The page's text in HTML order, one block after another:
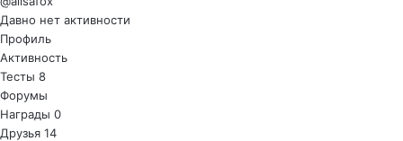
Давно нет активности
Профиль
Активность
Тесты 8
Форумы
Награды 0
Друзья 14